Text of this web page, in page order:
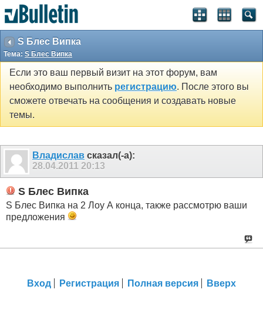
S Блес Випка
Тема: S Блес Випка
Если это ваш первый визит на этот форум, вам
необходимо выполнить регистрацию. После этого вы
сможете отвечать на сообщения и создавать новые
темы.
Владислав сказал(-а):
28.04.2011 20:13
S Блес Випка
S Блес Випка на 2 Лоу А конца, также рассмотрю ваши
предложения
Вход Регистрация Полная версия Вверх